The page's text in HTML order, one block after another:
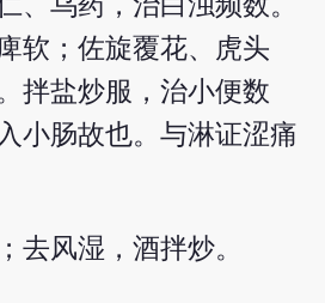
软；佐旋覆花、虎头
拌盐炒服，治小便数
小肠故也。与淋证涩痛
去风湿，酒拌炒。